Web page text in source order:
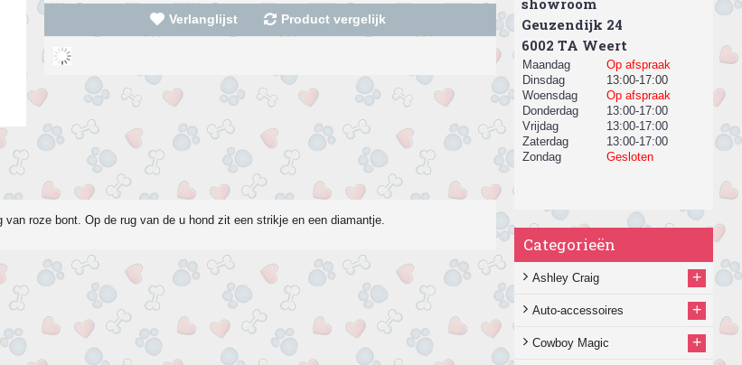
showroom
Geuzendijk 24
​6002 TA Weert
Maandag
Op afspraak
Dinsdag
13:00-17:00
Woensdag
Op afspraak
Donderdag
13:00-17:00
Vrijdag
13:00-17:00
Zaterdag
13:00-17:00
Zondag
Gesloten
Categorieën
Ashley Craig +
Auto-accessoires +
Cowboy Magic +
Verlanglijst Product vergelijk
roze bont. Op de rug van de u hond zit een strikje en een diamantje.